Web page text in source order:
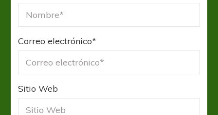
Correo electrónico*
Sitio Web